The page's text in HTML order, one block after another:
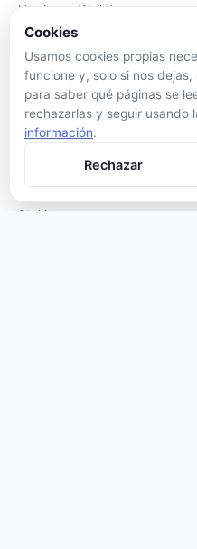
Hardware Wallets
Software Wallets
Mejor Wallet
Gastar Criptomonedas
APRENDER
Qué son las Criptos
Staking
Cookies
Usamos cookies propias
funcione y, solo si nos dejas,
para saber qué páginas se
rechazarlas y seguir usando
información.
Rechazar